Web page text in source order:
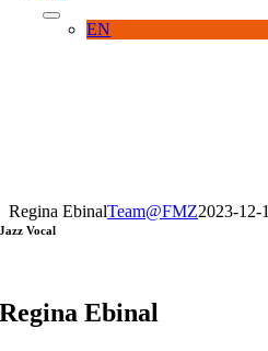
EN
Regina EbinalTeam@FMZ2023-12-
Jazz Vocal
Regina Ebinal